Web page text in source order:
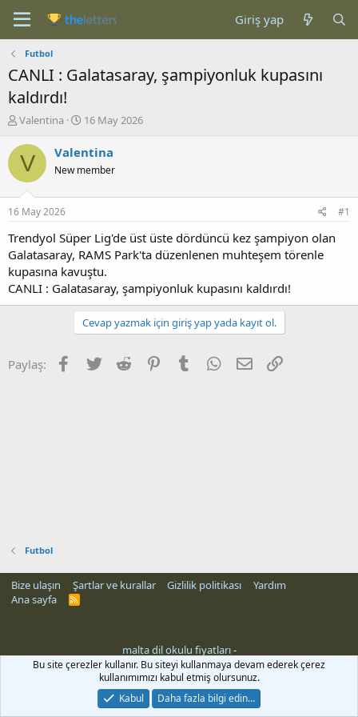
Giriş yap
Futbol
CANLI : Galatasaray, şampiyonluk kupasını
kaldırdı!
K
n
b
u
u
b
a
l
a
t
a
Valentina
B
ş
a
ç
t
a
r
i
h
i
16 May 2026
V Valentina
New member
16 May 2026 #1
Trendyol Süper Lig'de üst üste dördüncü kez şampiyon olan
Galatasaray, RAMS Park'ta düzenlenen muhteşem törenle
kupasına kavuştu.
CANLI : Galatasaray, şampiyonluk kupasını kaldırdı!
Cevap yazmak için giriş yap yada kayıt ol.
Paylaş: Facebook
Twitter Reddit PinterestTumblr WhatsApp
E-posta
Futbol
Bize ulaşın Şartlar ve kurallar Gizlilik politikası
Yardım
Ana sayfa
R
malta dil okulu fiyatları-
Bu site çerezler kullanır. Bu siteyi kullanmaya devam ederek çerez
kullanımımızı kabul etmiş olursunuz.
Kabul
Daha fazla bilgi edin…